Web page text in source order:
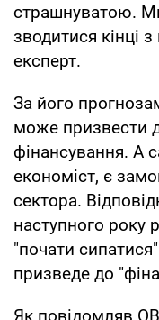
страшнуватою.
зводитися кінці
експерт.
За його
може призвести
фінансування. А
економіст, є
сектора.
наступного
"почати
призведе до
Як повідомляв